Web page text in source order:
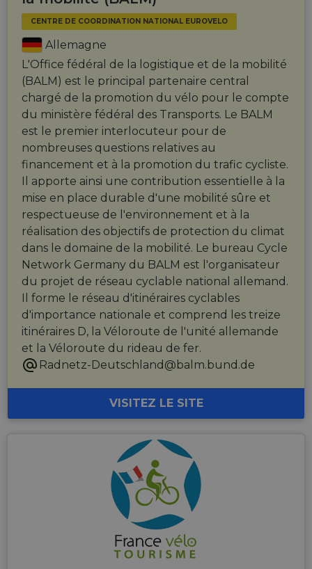
CENTRE DE COORDINATION NATIONAL EUROVELO
Allemagne
L'Office fédéral de la logistique et de la mobilité
(BALM) est le principal partenaire central
chargé de la promotion du vélo pour le compte
du ministère fédéral des Transports. Le BALM
est le premier interlocuteur pour de
nombreuses questions relatives au
financement et à la promotion du trafic cycliste.
Il apporte ainsi une contribution essentielle à la
mise en place durable d'une mobilité sûre et
respectueuse de l'environnement et à la
réalisation des objectifs de protection du climat
dans le domaine de la mobilité. Le bureau Cycle
Network Germany du BALM est l'organisateur
du projet de réseau cyclable national allemand.
Il forme le réseau d'itinéraires cyclables
d'importance nationale et comprend les treize
itinéraires D, la Véloroute de l'unité allemande
et la Véloroute du rideau de fer.
Radnetz-Deutschland@balm.bund.de
VISITEZ LE SITE